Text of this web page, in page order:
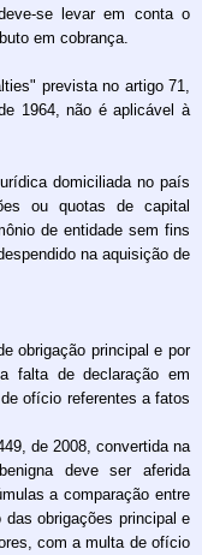
se levar em conta o
em cobrança.
prevista no artigo 71,
1964, não é aplicável à
domiciliada no país
ou quotas de capital
de entidade sem fins
na aquisição de
obrigação principal e por
falta de declaração em
ofício referentes a fatos
de 2008, convertida na
deve ser aferida
a comparação entre
obrigações principal e
com a multa de ofício